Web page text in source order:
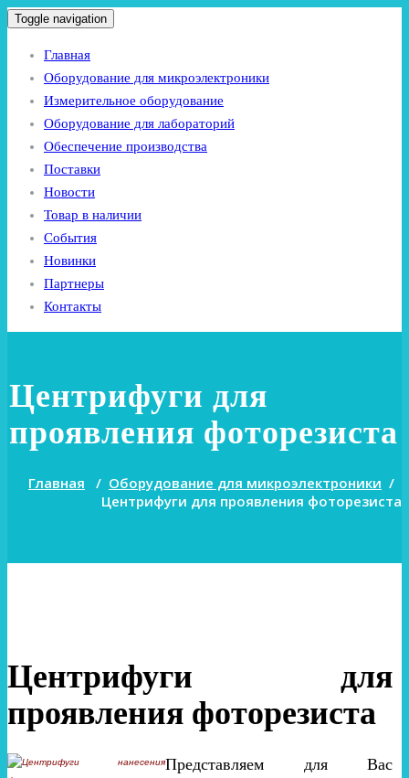
Toggle navigation
Главная
Оборудование для микроэлектроники
Измерительное оборудование
Оборудование для лабораторий
Обеспечение производства
Поставки
Новости
Товар в наличии
События
Новинки
Партнеры
Контакты
Центрифуги для
проявления фоторезиста
Главная / Оборудование для микроэлектроники /
Центрифуги для проявления фоторезиста
Центрифуги для
проявления фоторезиста
Представляем для Вас